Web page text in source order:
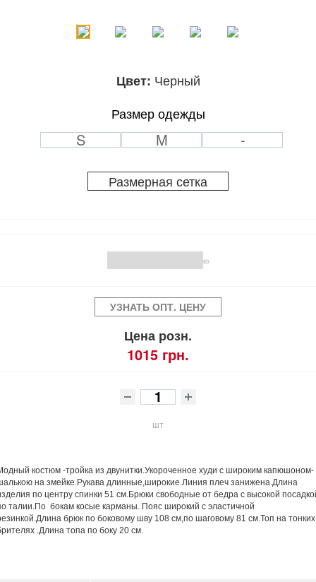
Цвет: Черный
Размер одежды
S M -
Размерная сетка
(0)
УЗНАТЬ ОПТ. ЦЕНУ
Цена розн.
1015 грн.
шт
костюм -тройка из двунитки.Укороченное худи с широким капюшоном-
на змейке.Рукава длинные,широкие.Линия плеч занижена.Длина
по центру спинки 51 см.Брюки свободные от бедра с высокой
талии.По бокам косые карманы. Пояс широкий с эластичной
брюк по боковому шву 108 см,по шаговому 81 см.Топ на тонких
.Длина топа по боку 20 см.